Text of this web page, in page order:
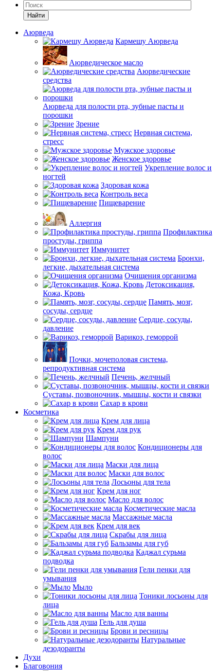
Найти
Аюрведа
Кармешу Аюрведа
Аюрведическое масло
Аюрведические
средства
Аюрведа для полости рта, зубные пасты и
порошки
Зрение
Нервная система,
стресс
Мужское здоровье
Женское здоровье
Укрепление волос и
ногтей
Здоровая кожа
Контроль веса
Пищеварение
Аллергия
Профилактика
простуды, гриппа
Иммунитет
Бронхи,
легкие, дыхательная система
Очищения организма
Детоксикация,
Кожа, Кровь
Память, мозг,
сосуды, сердце
Сердце, сосуды,
давление
Варикоз, геморрой
Почки, мочеполовая система,
репродуктивная система
Печень, желчный
Суставы, позвоночник, мышцы, кости и связки
Сахар в крови
Косметика
Крем для лица
Крем для рук
Шампуни
Кондиционеры для
волос
Маски для лица
Маски для волос
Лосьоны для тела
Крем для ног
Масло для волос
Косметические масла
Массажные масла
Крем для век
Скрабы для лица
Бальзамы для губ
Каджал сурьма
подводка
Гели пенки для
умывания
Мыло
Тоники лосьоны для
лица
Масло для ванны
Гель для душа
Брови и ресницы
Натуральные
дезодоранты
Духи
Благовония